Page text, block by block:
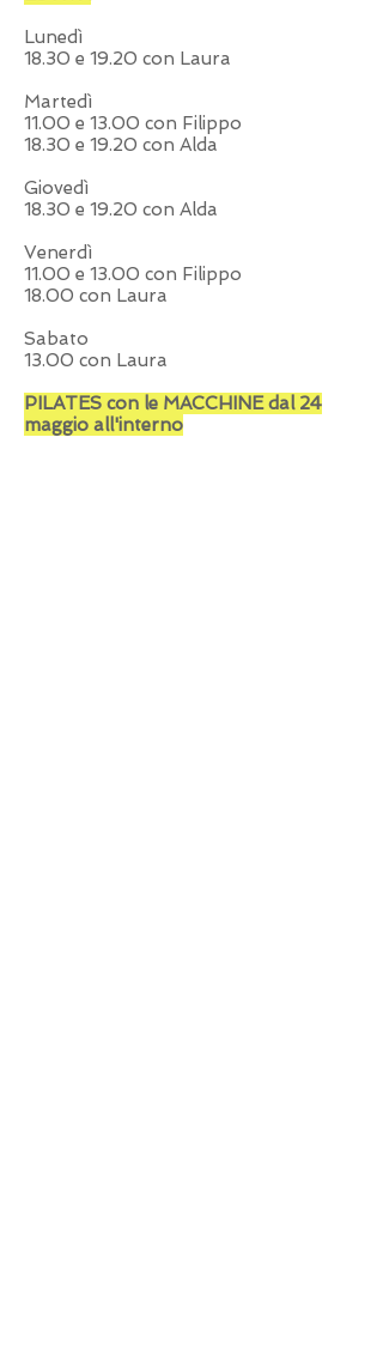
Lunedì
18.30 e 19.20 con Laura
Martedì
11.00 e 13.00 con Filippo
18.30 e 19.20 con Alda
Giovedì
18.30 e 19.20 con Alda
Venerdì
11.00 e 13.00 con Filippo
18.00 con Laura
Sabato
13.00 con Laura
PILATES con le MACCHINE dal 24
maggio all'interno